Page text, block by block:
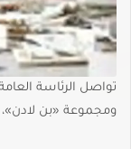
تواصل الرئاسة
ومجموعة «بن لادن»،